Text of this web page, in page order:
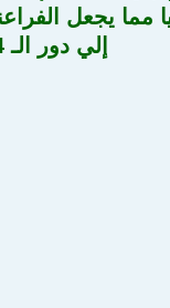
مما يجعل
إلي دور الـ 4 علي حساب أحد عمالقة العالم السامبا و الاتزوري